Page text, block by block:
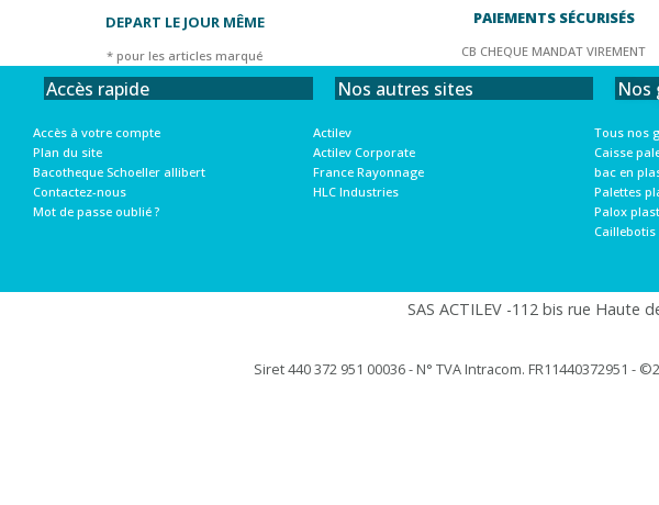
DEPART LE JOUR MÊME
* pour les articles marqué
PAIEMENTS SÉCURISÉS
CB CHEQUE MANDAT VIREMENT
Accès rapide
Accès à votre compte
Plan du site
Bacotheque Schoeller allibert
Contactez-nous
Mot de passe oublié ?
Nos autres sites
Actilev
Actilev Corporate
France Rayonnage
HLC Industries
Nos
Tous nos
Caisse
bac en
Palettes
Palox
SAS ACTILEV -112 bis rue Haute
Siret 440 372 951 00036 - N° TVA Intracom. FR11440372951 -